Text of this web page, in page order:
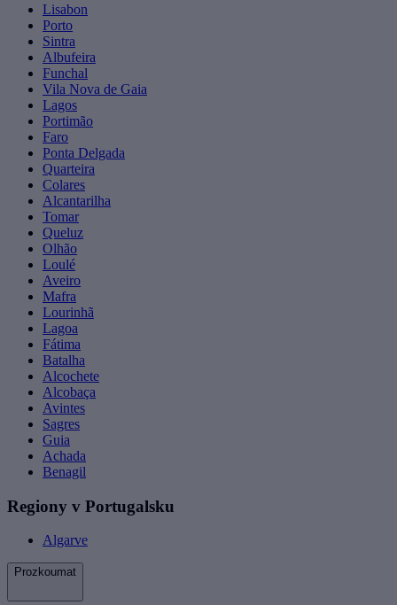
Lisabon
Porto
Sintra
Albufeira
Funchal
Vila Nova de Gaia
Lagos
Portimão
Faro
Ponta Delgada
Quarteira
Colares
Alcantarilha
Tomar
Queluz
Olhão
Loulé
Aveiro
Mafra
Lourinhã
Lagoa
Fátima
Batalha
Alcochete
Alcobaça
Avintes
Sagres
Guia
Achada
Benagil
Regiony v Portugalsku
Algarve
Prozkoumat